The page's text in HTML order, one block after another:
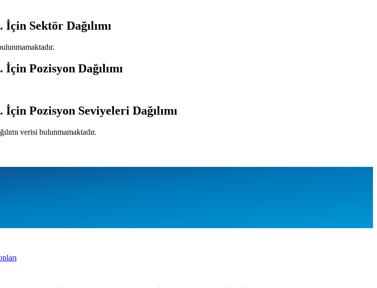
İçin Sektör Dağılımı
İçin Pozisyon Dağılımı
İçin Pozisyon Seviyeleri Dağılımı
verisi bulunmamaktadır.